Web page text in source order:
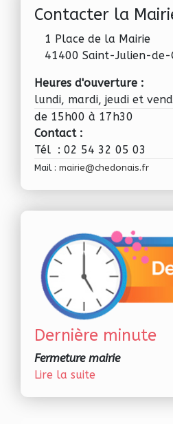
Contacter la
1 Place de la Mairie
41400 Saint-Julien-de-
Heures d'ouverture :
lundi, mardi, jeudi et
de 15h00 à 17h30
Contact :
Tél : 02 54 32 05 03
Mail : mairie@chedonais.fr
Dernière minute
Fermeture mairie
Lire la suite